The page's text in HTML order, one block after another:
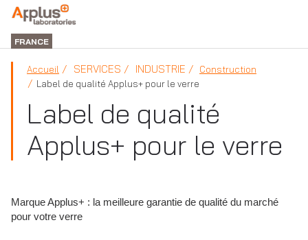
DIVISION
LABORATORIES
FRANCE
Accueil SERVICES INDUSTRIE
Construction
Label de qualité Applus+ pour le verre
Label de qualité
Applus+ pour le verre
Marque Applus+ : la meilleure garantie de qualité du marché
pour votre verre